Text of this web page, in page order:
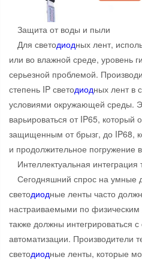
Защита от воды и пыли
Для светодиодных лент,
или во влажной среде, уровень
серьезной проблемой.
степень IP светодиодных лент в
условиями окружающей среды.
варьироваться от IP65, который
защищенным от брызг, до IP68,
и продолжительное погружение
Интеллектуальная интеграция
Сегодняшний спрос на умные
светодиодные ленты часто
настраиваемыми по
также должны интегрироваться
автоматизации. Производители
светодиодные ленты, которые